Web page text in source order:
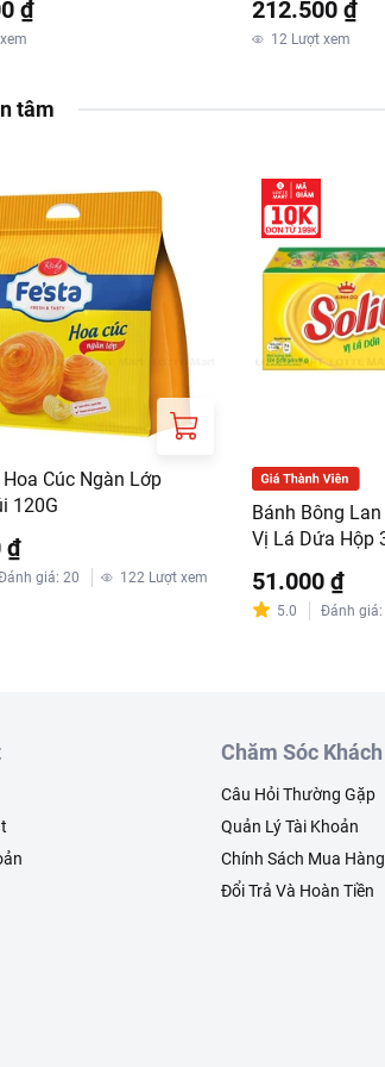
Thông tin nhà nhập khẩu, phân
₫ 212.500 ₫
12 Lượt xem
tâm
Cúc Ngàn Lớp
120G
₫
giá: 20 122 Lượt xem
Bánh Bông
Vị Lá Dứa Hộp
51.000 ₫
5.0 Đánh giá:
Chăm Sóc
Câu Hỏi Thường Gặp
Quản Lý Tài Khoản
Chính Sách Mua Hàng
Đổi Trả Và Hoàn Tiền